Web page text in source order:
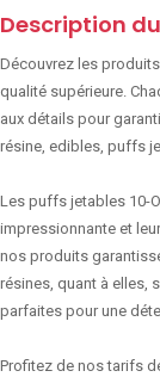
Description
Découvrez les
qualité supérieure.
aux détails pour
résine, edibles, puffs
Les puffs jetables 10-
impressionnante et
nos produits
résines, quant à elles,
parfaites pour une
Profitez de nos tarifs